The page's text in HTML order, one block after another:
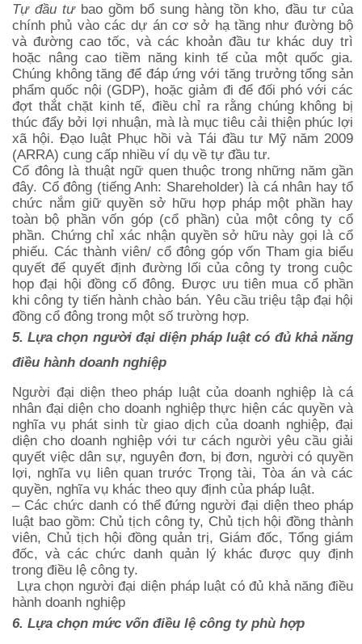
Tự đầu tưbao gồm bổ sung hàng tồn kho, đầu tư của
chính phủ vào các dự án cơ sở hạ tầng như đường bộ
và đường cao tốc, và các khoản đầu tư khác duy trì
hoặc nâng cao tiềm năng kinh tế của một quốc gia.
Chúng không tăng để đáp ứng với tăng trưởng tổng sản
phẩm quốc nội (GDP), hoặc giảm đi để đối phó với các
đợt thắt chặt kinh tế, điều chỉ ra rằng chúng không bị
thúc đẩy bởi lợi nhuận, mà là mục tiêu cải thiện phúc lợi
xã hội. Đạo luật Phục hồi và Tái đầu tư Mỹ năm 2009
(ARRA) cung cấp nhiều ví dụ về tự đầu tư.
Cổ đông là thuật ngữ quen thuộc trong những năm gần
đây. Cổ đông (tiếng Anh: Shareholder) là cá nhân hay tổ
chức nắm giữ quyền sở hữu hợp pháp một phần hay
toàn bộ phần vốn góp (cổ phần) của một công ty cổ
phần. Chứng chỉ xác nhận quyền sở hữu này gọi là cổ
phiếu. Các thành viên/ cổ đông góp vốn Tham gia biểu
quyết để quyết định đường lối của công ty trong cuộc
họp đại hội đồng cổ đông. Được ưu tiên mua cổ phần
khi công ty tiến hành chào bán. Yêu cầu triệu tập đại hội
đồng cổ đông trong một số trường hợp.
5. Lựa chọn người đại diện pháp luật có đủ khả năng
điều hành doanh nghiệp
Người đại diện theo pháp luật của doanh nghiệp là cá
nhân đại diện cho doanh nghiệp thực hiện các quyền và
nghĩa vụ phát sinh từ giao dịch của doanh nghiệp, đại
diện cho doanh nghiệp với tư cách người yêu cầu giải
quyết việc dân sự, nguyên đơn, bị đơn, người có quyền
lợi, nghĩa vụ liên quan trước Trọng tài, Tòa án và các
quyền, nghĩa vụ khác theo quy định của pháp luật.
– Các chức danh có thể đứng người đại diện theo pháp
luật bao gồm: Chủ tịch công ty, Chủ tịch hội đồng thành
viên, Chủ tịch hội đồng quản trị, Giám đốc, Tổng giám
đốc, và các chức danh quản lý khác được quy định
trong điều lệ công ty.
Lựa chọn người đại diện pháp luật có đủ khả năng điều
hành doanh nghiệp
6. Lựa chọn mức vốn điều lệ công ty phù hợp